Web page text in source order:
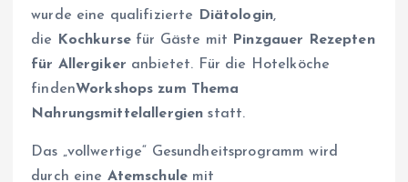
wurde eine qualifizierte Diätologin,
die Kochkurse für Gäste mit Pinzgauer Rezepten
für Allergiker anbietet. Für die Hotelköche
findenWorkshops zum Thema
Nahrungsmittelallergien statt.
Das „vollwertige“ Gesundheitsprogramm wird
durch eine Atemschule mit